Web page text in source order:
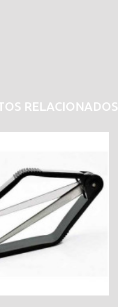
RELACIONADOS